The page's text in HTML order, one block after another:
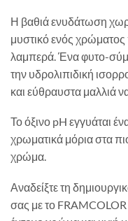
Η βαθιά ενυδάτωση
μυστικό ενός χρώματος
λαμπερά. Ένα φυτο-
την υδρολιπιδική
και εύθραυστα μαλλιά
Το όξινο pH εγγυάται
χρωματικά μόρια στα
χρώμα.
Αναδείξτε τη
σας με το